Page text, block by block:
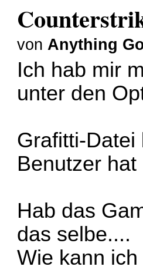
von Anything
Ich hab mir
unter den
Grafitti-Datei
Benutzer
Hab das
das selbe....
Wie kann